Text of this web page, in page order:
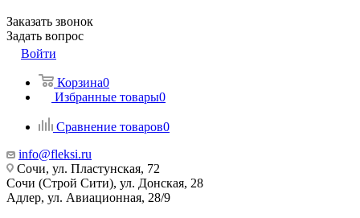
Заказать звонок
Задать вопрос
Войти
Корзина0
Избранные товары0
Сравнение товаров0
info@fleksi.ru
Сочи, ул. Пластунская, 72
Сочи (Строй Сити), ул. Донская, 28
Адлер, ул. Авиационная, 28/9